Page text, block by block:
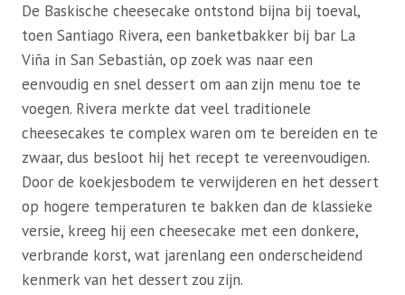
De Baskische cheesecake ontstond bijna bij toeval,
toen Santiago Rivera, een banketbakker bij bar La
Viña in San Sebastián, op zoek was naar een
eenvoudig en snel dessert om aan zijn menu toe te
voegen. Rivera merkte dat veel traditionele
cheesecakes te complex waren om te bereiden en te
zwaar, dus besloot hij het recept te vereenvoudigen.
Door de koekjesbodem te verwijderen en het dessert
op hogere temperaturen te bakken dan de klassieke
versie, kreeg hij een cheesecake met een donkere,
verbrande korst, wat jarenlang een onderscheidend
kenmerk van het dessert zou zijn.